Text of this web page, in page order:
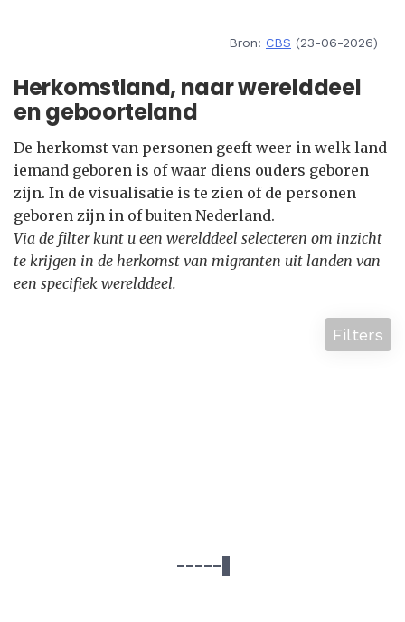
Bron: CBS (23-06-2026)
Herkomstland, naar werelddeel
en geboorteland
De herkomst van personen geeft weer in welk land
iemand geboren is of waar diens ouders geboren
zijn. In de visualisatie is te zien of de personen
geboren zijn in of buiten Nederland.
Via de filter kunt u een werelddeel selecteren om inzicht
te krijgen in de herkomst van migranten uit landen van
een specifiek werelddeel.
Filters